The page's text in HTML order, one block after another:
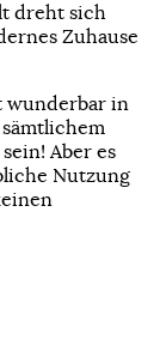
dreht sich
Zuhause
wunderbar in
Aber es
Nutzung